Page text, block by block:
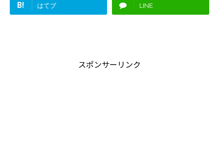
B! はてブ LINE
スポンサーリンク